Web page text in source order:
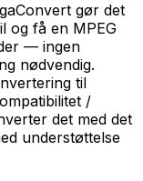
gør det
og få en MPEG
— ingen
nødvendig.
til
/
det med det
understøttelse